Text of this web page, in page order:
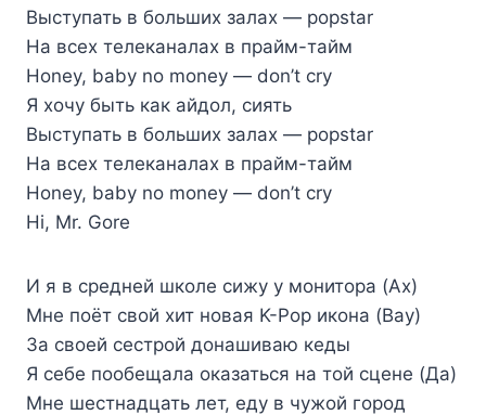
Выступать в больших залах — popstar
На всех телеканалах в прайм-тайм
Honey, baby no money — don’t cry
Я хочу быть как айдол, сиять
Выступать в больших залах — popstar
На всех телеканалах в прайм-тайм
Honey, baby no money — don’t cry
Hi, Mr. Gore
И я в средней школе сижу у монитора (Ах)
Мне поёт свой хит новая K-Pop икона (Вау)
За своей сестрой донашиваю кеды
Я себе пообещала оказаться на той сцене (Да)
Мне шестнадцать лет, еду в чужой город